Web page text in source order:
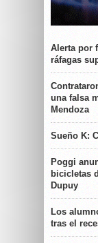
Alerta por
ráfagas
una falsa
Mendoza
Sueño K:
Poggi
bicicletas
Dupuy
Los
tras el